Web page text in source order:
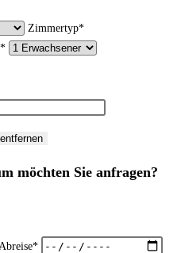
Zimmertyp*
möchten Sie anfragen?
Abreise*